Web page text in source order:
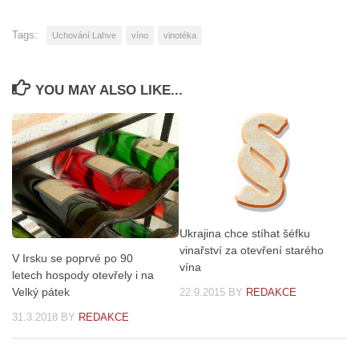
Tags: Uchování Lahve víno vinotéka
YOU MAY ALSO LIKE...
V Irsku se poprvé po 90
letech hospody otevřely i na
Velký pátek
31.3.2018 BY REDAKCE
Ukrajina chce stíhat šéfku
vinařství za otevření starého
vína
22.9.2015 BY REDAKCE